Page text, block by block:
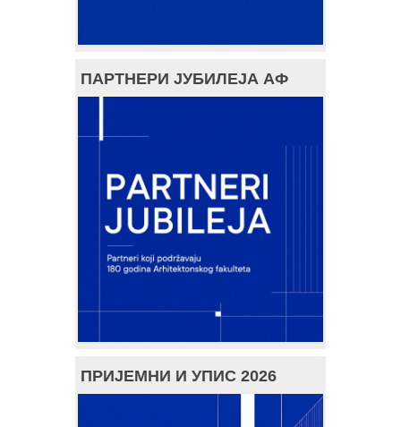
ПАРТНЕРИ ЈУБИЛЕЈА АФ
ПРИЈЕМНИ И УПИС 2026